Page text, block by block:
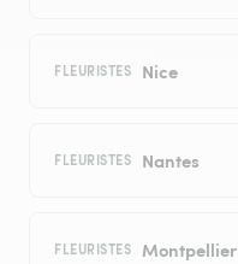
FLEURISTES Nice
FLEURISTES Nantes
FLEURISTES Montpellier